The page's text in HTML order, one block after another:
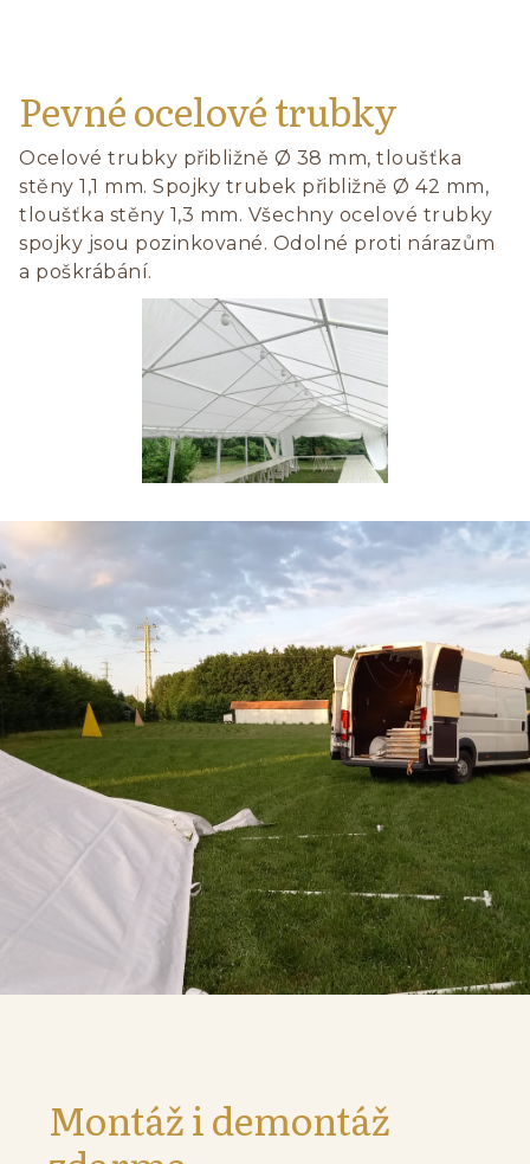
Pevné ocelové trubky
Ocelové trubky přibližně Ø 38 mm, tloušťka
stěny 1,1 mm. Spojky trubek přibližně Ø 42 mm,
tloušťka stěny 1,3 mm. Všechny ocelové trubky
spojky jsou pozinkované. Odolné proti nárazům
a poškrábání.
Montáž i demontáž